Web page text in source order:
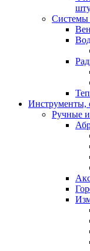
Системы
Инструменты,
Ручные